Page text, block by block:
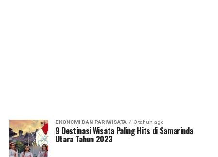
EKONOMI DAN PARIWISATA 3 tahun ago
9 Destinasi Wisata Paling Hits di Samarinda
Utara Tahun 2023